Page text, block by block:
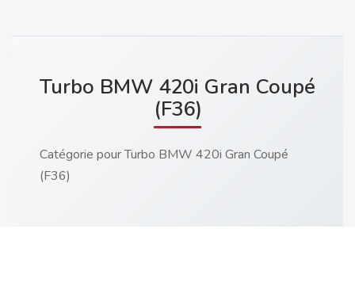
Turbo BMW 420i Gran Coupé
(F36)
Catégorie pour Turbo BMW 420i Gran Coupé
(F36)